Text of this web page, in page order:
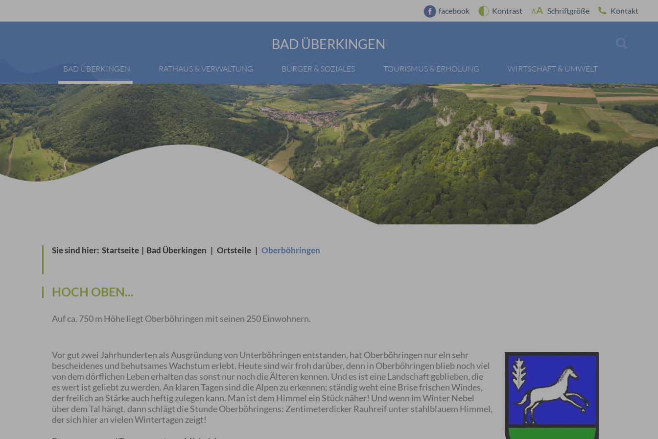
facebook Kontrast Schriftgröße Kontakt
BAD ÜBERKINGEN
BAD ÜBERKINGEN RATHAUS & VERWALTUNG BÜRGER & SOZIALES TOURISMUS & ERHOLUNG WIRTSCHAFT & UMWELT
Sie sind hier: Startseite | Bad Überkingen | Ortsteile | Oberböhringen
HOCH OBEN...
Auf ca. 750 m Höhe liegt Oberböhringen mit seinen 250 Einwohnern.
Vor gut zwei Jahrhunderten als Ausgründung von Unterböhringen entstanden, hat Oberböhringen nur ein sehr
bescheidenes und behutsames Wachstum erlebt. Heute sind wir froh darüber, denn in Oberböhringen blieb noch viel
von dem dörflichen Leben erhalten das sonst nur noch die Älteren kennen. Und es ist eine Landschaft geblieben, die
es wert ist geliebt zu werden. An klaren Tagen sind die Alpen zu erkennen; ständig weht eine Brise frischen Windes,
der freilich an Stärke auch heftig zulegen kann. Man ist dem Himmel ein Stück näher! Und wenn im Winter Nebel
über dem Tal hängt, dann schlägt die Stunde Oberböhringens: Zentimeterdicker Rauhreif unter stahlblauem Himmel,
der sich hier an vielen Wintertagen zeigt!